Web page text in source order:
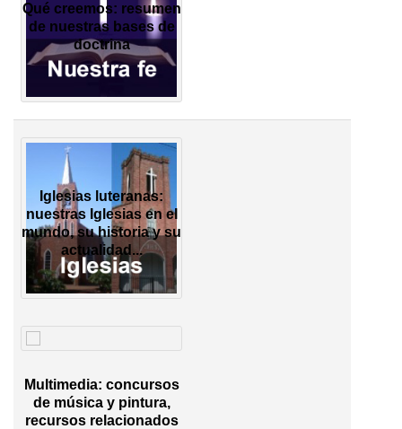
Qué creemos: resumen
de nuestras bases de
doctrina
Iglesias luteranas:
nuestras Iglesias en el
mundo, su historia y su
actualidad...
Multimedia: concursos
de música y pintura,
recursos relacionados